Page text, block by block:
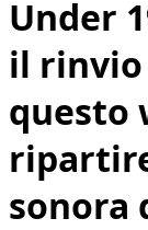
Under
il
questo
sonora